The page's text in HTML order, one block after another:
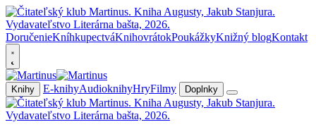
DoručenieKníhkupectváKnihovrátokPoukážkyKnižný blogKontakt
Knihy E-knihyAudioknihyHryFilmy Doplnky